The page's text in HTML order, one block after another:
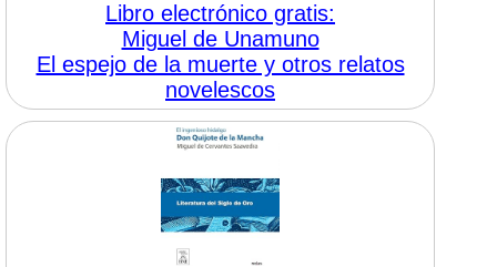
Libro electrónico gratis:
Miguel de Unamuno
El espejo de la muerte y otros relatos
novelescos